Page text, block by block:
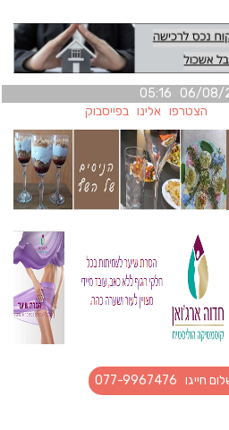
06/08/
הצטרפו אלינו בפייסבוק
077-9967476